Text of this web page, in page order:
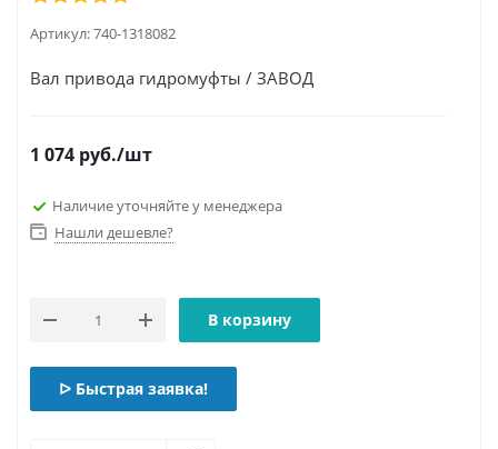
Артикул:740-1318082
Вал привода гидромуфты / ЗАВОД
1 074 руб./шт
Наличие уточняйте у менеджера
Нашли дешевле?
В корзину
ᐅ Быстрая заявка!